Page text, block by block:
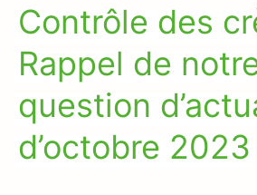
Contrôle des
Rappel de
question
d’octobre 2023